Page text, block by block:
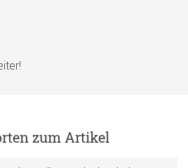
zum Artikel